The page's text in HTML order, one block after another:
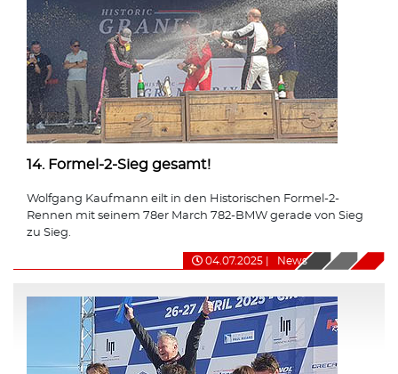
14. Formel-2-Sieg gesamt!
Wolfgang Kaufmann eilt in den Historischen Formel-2-
Rennen mit seinem 78er March 782-BMW gerade von Sieg
zu Sieg.
04.07.2025 News